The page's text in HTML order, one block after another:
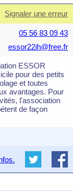
Signaler une erreur
05 56 83 09 43
essor22ih@free.fr
ESSOR
pour des petits
et toutes
avantages. Pour
l'association
de façon